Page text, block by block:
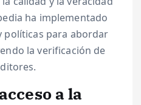
ha implementado
políticas para abordar
la verificación de
a la